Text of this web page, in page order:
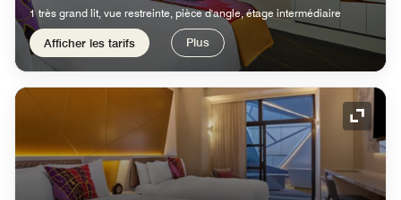
1 très grand lit, vue restreinte, pièce d'angle, étage intermédiaire
Afficher les tarifs Plus
Icône